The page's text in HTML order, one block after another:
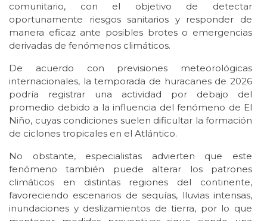
comunitario, con el objetivo de detectar
oportunamente riesgos sanitarios y responder de
manera eficaz ante posibles brotes o emergencias
derivadas de fenómenos climáticos.
De acuerdo con previsiones meteorológicas
internacionales, la temporada de huracanes de 2026
podría registrar una actividad por debajo del
promedio debido a la influencia del fenómeno de El
Niño, cuyas condiciones suelen dificultar la formación
de ciclones tropicales en el Atlántico.
No obstante, especialistas advierten que este
fenómeno también puede alterar los patrones
climáticos en distintas regiones del continente,
favoreciendo escenarios de sequías, lluvias intensas,
inundaciones y deslizamientos de tierra, por lo que